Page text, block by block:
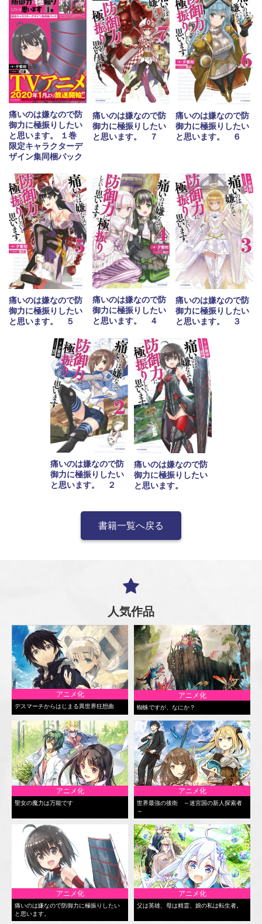
痛いのは嫌なので防
御力に極振りしたい
と思います。 １巻
限定キャラクターデ
ザイン集同梱パック
痛いのは嫌なので防
御力に極振りしたい
と思います。 ７
痛いのは嫌なので防
御力に極振りしたい
と思います。 ６
痛いのは嫌なので防
御力に極振りしたい
と思います。 ５
痛いのは嫌なので防
御力に極振りしたい
と思います。 ４
痛いのは嫌なので防
御力に極振りしたい
と思います。 ３
痛いのは嫌なので防
御力に極振りしたい
と思います。 ２
痛いのは嫌なので防
御力に極振りしたい
と思います。
書籍一覧へ戻る
人気作品
アニメ化
デスマーチからはじまる異世界狂想曲
アニメ化
蜘蛛ですが、なにか？
アニメ化
聖女の魔力は万能です
アニメ化
世界最強の後衛 ～迷宮国の新人探索者
～
アニメ化
痛いのは嫌なので防御力に極振りしたい
と思います。
アニメ化
父は英雄、母は精霊、娘の私は転生者。